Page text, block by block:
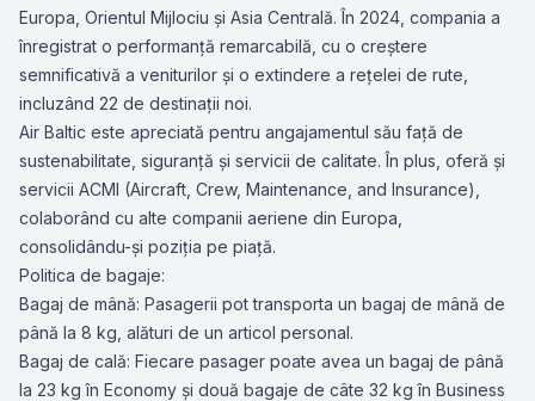
Europa, Orientul Mijlociu și Asia Centrală. În 2024, compania a
înregistrat o performanță remarcabilă, cu o creștere
semnificativă a veniturilor și o extindere a rețelei de rute,
incluzând 22 de destinații noi.
Air Baltic este apreciată pentru angajamentul său față de
sustenabilitate, siguranță și servicii de calitate. În plus, oferă și
servicii ACMI (Aircraft, Crew, Maintenance, and Insurance),
colaborând cu alte companii aeriene din Europa,
consolidându-și poziția pe piață.
Politica de bagaje:
Bagaj de mână: Pasagerii pot transporta un bagaj de mână de
până la 8 kg, alături de un articol personal.
Bagaj de cală: Fiecare pasager poate avea un bagaj de până
la 23 kg în Economy și două bagaje de câte 32 kg în Business